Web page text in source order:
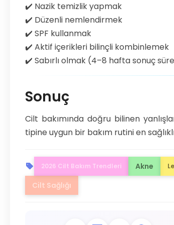
✔️ Nazik temizlik yapmak
✔️ Düzenli nemlendirmek
✔️ SPF kullanmak
✔️ Aktif içerikleri bilinçli kombinlemek
✔️ Sabırlı olmak (4–8 hafta sonuç
Sonuç
Cilt bakımında doğru bilinen
tipine uygun bir bakım rutini en
2026 Cilt Bakım Trendleri Akne
Cilt Sağlığı